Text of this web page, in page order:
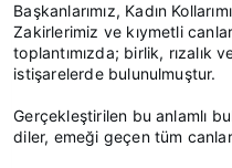
Başkanlarımız, Kadın
Zakirlerimiz ve kıymetli
toplantımızda; birlik, rızalık
istişarelerde bulunulmuştur.
Gerçekleştirilen bu anlamlı
diler, emeği geçen tüm